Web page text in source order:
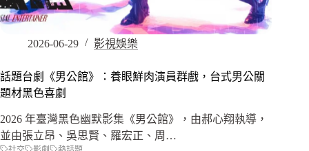
2026-06-29 影視娛樂
話題台劇《男公館》：養眼鮮肉演員群戲，台式男公關
題材黑色喜劇
2026 年臺灣黑色幽默影集《男公館》，由郝心翔執導，
並由張立昂、吳思賢、羅宏正、周…